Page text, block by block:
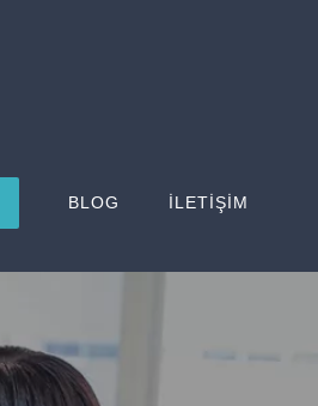
BLOG İLETİŞİM